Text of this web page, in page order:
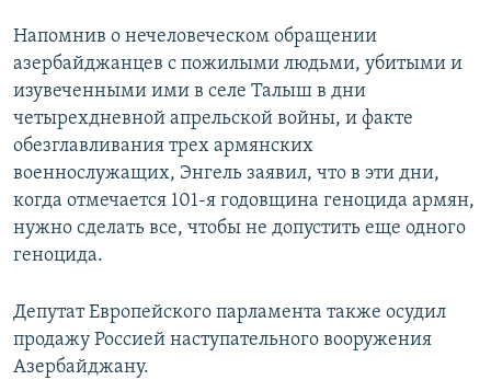
Напомнив о нечеловеческом обращении
азербайджанцев с пожилыми людьми, убитыми и
изувеченными ими в селе Талыш в дни
четырехдневной апрельской войны, и факте
обезглавливания трех армянских
военнослужащих, Энгель заявил, что в эти дни,
когда отмечается 101-я годовщина геноцида армян,
нужно сделать все, чтобы не допустить еще одного
геноцида.
Депутат Европейского парламента также осудил
продажу Россией наступательного вооружения
Азербайджану.